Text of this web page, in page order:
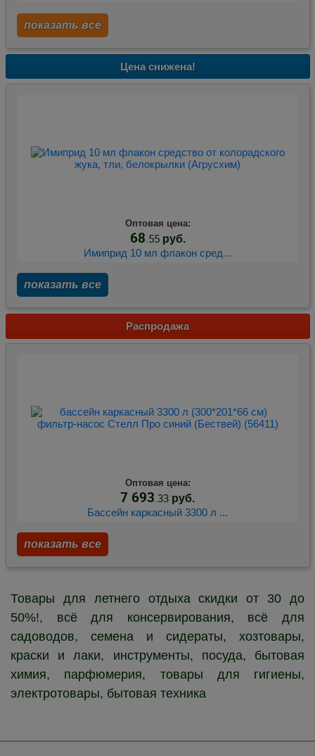
показать все
Цена снижена!
Оптовая цена:
68 .55руб.
Имиприд 10 мл флакон сред...
показать все
Распродажа
Оптовая цена:
7 693.33 руб.
Бассейн каркасный 3300 л ...
показать все
Товары для летнего отдыха скидки от 30 до
50%!, всё для консервирования, всё для
садоводов, семена и сидераты, хозтовары,
краски и лаки, инструменты, посуда, бытовая
химия, парфюмерия, товары для гигиены,
электротовары, бытовая техника